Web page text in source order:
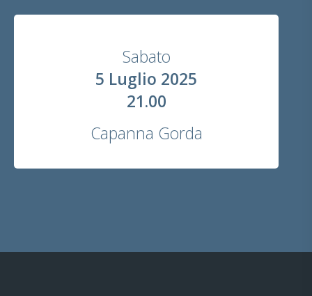
Sabato
5 Luglio 2025
21.00
Capanna Gorda